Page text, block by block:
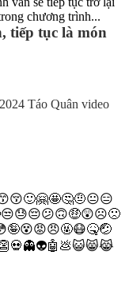
chương trình...
tiếp tục là món
Táo Quân video
😚🙂🤗🤩🤔🤨😐😑
😒😓😔😕🙃🤑😲☹️🙁
🤪😵😡😠🤬😷🤒🤕
💀👻👽🤖 💩😺😸😹